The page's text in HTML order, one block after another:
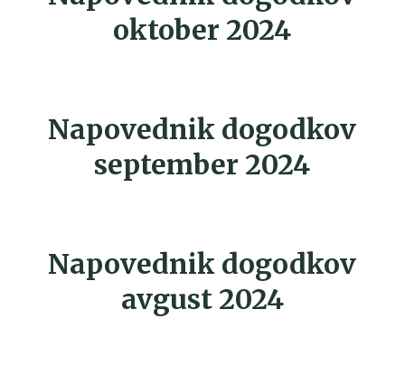
oktober 2024
Napovednik dogodkov
september 2024
Napovednik dogodkov
avgust 2024